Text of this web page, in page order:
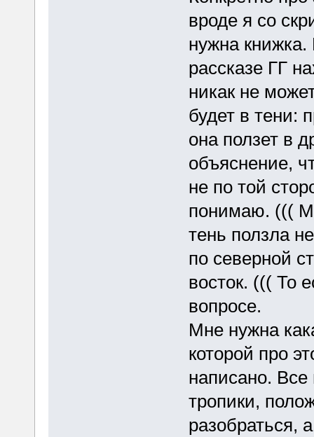
вроде я со
нужна книжка.
рассказе ГГ
никак не
будет в тени:
она ползет в
объяснение,
не по той
понимаю. (((
тень ползла
по северной
восток. ((( То
вопросе.
Мне нужна
которой про
написано.
тропики,
разобраться,